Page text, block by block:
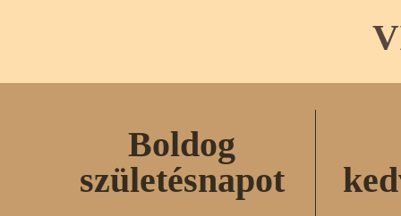
Boldog
születésnapot